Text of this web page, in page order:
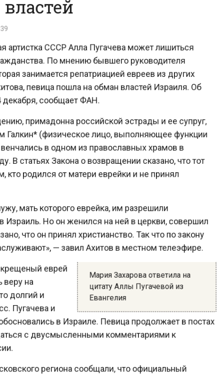
артистка СССР Алла Пугачева может лишиться
По мнению бывшего руководителя
занимается репатриацией евреев из других
певица пошла на обман властей Израиля. Об
декабря, сообщает ФАН.
примадонна российской эстрады и ее супруг,
(физическое лицо, выполняющее функции
в одном из православных храмов в
В статьях Закона о возвращении сказано, что тот
кто родился от матери еврейки и не принял
Израиль. Но он женился на ней в церкви, совершил
что он принял христианство. Так что по закону
— завил Ахитов в местном телеэфире.
Мария Захарова ответила на
цитату Аллы Пугачевой из
Евангелия
еврей
на
долгий и
Пугачева и
в Израиле. Певица продолжает в постах
с двусмысленными комментариями к
региона сообщали, что официальный